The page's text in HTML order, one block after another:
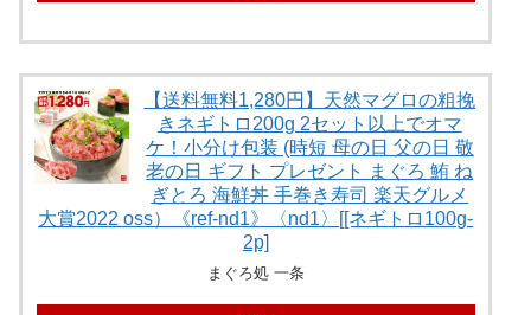
【送料無料1,280円】天然マグロの粗挽
きネギトロ200g 2セット以上でオマ
ケ！小分け包装 (時短 母の日 父の日 敬
老の日 ギフト プレゼント まぐろ 鮪 ね
ぎとろ 海鮮丼 手巻き寿司 楽天グルメ
大賞2022 oss）《ref-nd1》〈nd1〉[[ネギトロ100g-
2p]
まぐろ処 一条